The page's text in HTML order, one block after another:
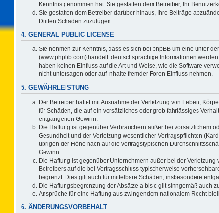
Kenntnis genommen hat. Sie gestatten dem Betreiber, Ihr
Sie gestatten dem Betreiber darüber hinaus, Ihre Beiträge
Dritten Schaden zuzufügen.
4. GENERAL PUBLIC LICENSE
Sie nehmen zur Kenntnis, dass es sich bei phpBB um eine unter der
(www.phpbb.com) handelt; deutschsprachige Informationen
haben keinen Einfluss auf die Art und Weise, wie die Software
nicht untersagen oder auf Inhalte fremder Foren Einfluss nehmen.
5. GEWÄHRLEISTUNG
Der Betreiber haftet mit Ausnahme der Verletzung von Leben,
für Schäden, die auf ein vorsätzliches oder grob fahrlässiges
entgangenen Gewinn.
Die Haftung ist gegenüber Verbrauchern außer bei vorsätzlichem
Gesundheit und der Verletzung wesentlicher Vertragspflichten
übrigen der Höhe nach auf die vertragstypischen
Gewinn.
Die Haftung ist gegenüber Unternehmern außer bei der
Betreibers auf die bei Vertragsschluss typischerweise
begrenzt. Dies gilt auch für mittelbare Schäden, insbesondere
Die Haftungsbegrenzung der Absätze a bis c gilt sinngemäß auch
Ansprüche für eine Haftung aus zwingendem nationalem Recht
6. ÄNDERUNGSVORBEHALT